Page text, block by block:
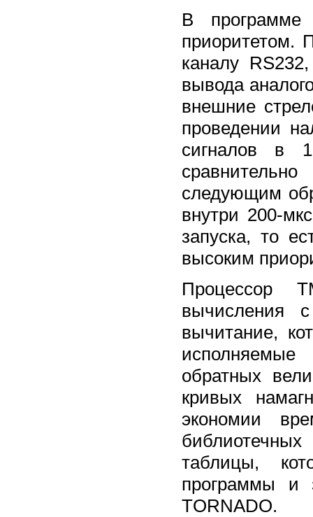
В
приоритетом.
каналу
вывода
внешние
проведении
сигналов в
следующим
внутри 200-
запуска, то
высоким
Процессор
вычисления
вычитание,
обратных
кривых
экономии
таблицы,
программы и
TORNADO.